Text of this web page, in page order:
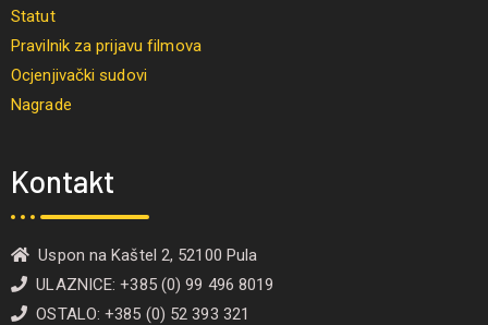
Statut
Pravilnik za prijavu filmova
Ocjenjivački sudovi
Nagrade
Kontakt
Uspon na Kaštel 2, 52100 Pula
ULAZNICE: +385 (0) 99 496 8019
OSTALO: +385 (0) 52 393 321